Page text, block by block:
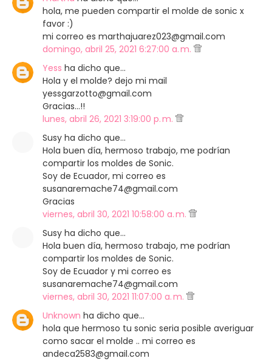
hola, me pueden compartir el molde de sonic x
favor :)
mi correo es marthajuarez023@gmail.com
domingo, abril 25, 2021 6:27:00 a. m.
Yess ha dicho que…
Hola y el molde? dejo mi mail
yessgarzotto@gmail.com
Gracias...!!
lunes, abril 26, 2021 3:19:00 p. m.
Susy ha dicho que…
Hola buen día, hermoso trabajo, me podrían
compartir los moldes de Sonic.
Soy de Ecuador, mi correo es
susanaremache74@gmail.com
Gracias
viernes, abril 30, 2021 10:58:00 a. m.
Susy ha dicho que…
Hola buen día, hermoso trabajo, me podrían
compartir los moldes de Sonic.
Soy de Ecuador y mi correo es
susanaremache74@gmail.com
viernes, abril 30, 2021 11:07:00 a. m.
Unknown ha dicho que…
hola que hermoso tu sonic seria posible averiguar
como sacar el molde .. mi correo es
andeca2583@gmail.com